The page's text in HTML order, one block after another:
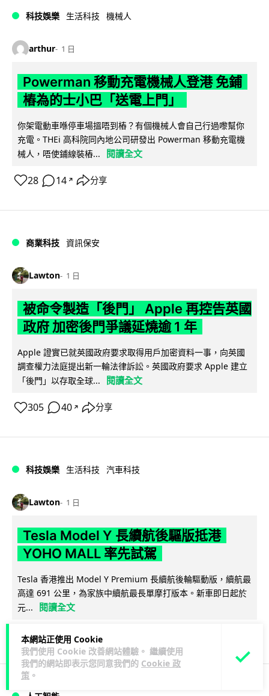
本網站正使用 Cookie
我們使用 Cookie 改善網站體驗。 繼續使用
我們的網站即表示您同意我們的 Cookie 政
策 。
科技娛樂 生活科技 機械人
arthur 1 日
Powerman 移動充電機械人登港 免鋪
樁為的士小巴「送電上門」
你架電動車喺停車場搵唔到樁？有個機械人會自己行過嚟幫你
充電。THEi 高科院同內地公司研發出 Powerman 移動充電機
械人，唔使鋪線裝樁...
閱讀全文
28 14 ↗ 分享
商業科技 資訊保安
Lawton 1 日
被命令製造「後門」 Apple 再控告英國
政府 加密後門爭議延燒逾 1 年
Apple 證實已就英國政府要求取得用戶加密資料一事，向英國
調查權力法庭提出新一輪法律訴訟。英國政府要求 Apple 建立
「後門」以存取全球...
閱讀全文
305 40 ↗ 分享
科技娛樂 生活科技 汽車科技
Lawton 1 日
Tesla Model Y 長續航後驅版抵港
YOHO MALL 率先試駕
Tesla 香港推出 Model Y Premium 長續航後輪驅動版，續航最
高達 691 公里，為家族中續航最長單摩打版本。新車即日起於
元...
閱讀全文
92 19↗ 分享